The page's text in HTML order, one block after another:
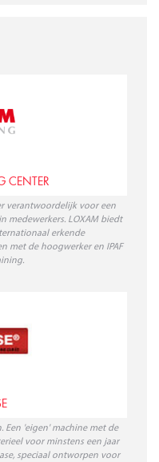
CENTER
verantwoordelijk voor een
medewerkers. LOXAM biedt
erkende
met de hoogwerker en IPAF
Een 'eigen' machine met de
voor minstens een jaar
speciaal ontworpen voor